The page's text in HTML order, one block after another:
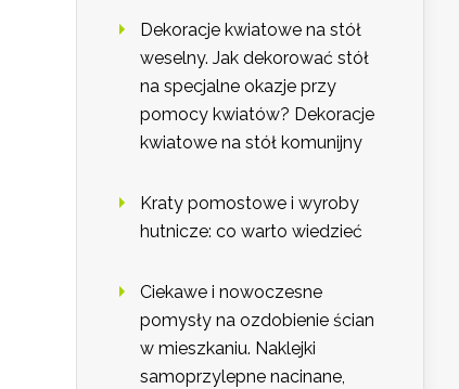
Dekoracje kwiatowe na stół
weselny. Jak dekorować stół
na specjalne okazje przy
pomocy kwiatów? Dekoracje
kwiatowe na stół komunijny
Kraty pomostowe i wyroby
hutnicze: co warto wiedzieć
Ciekawe i nowoczesne
pomysły na ozdobienie ścian
w mieszkaniu. Naklejki
samoprzylepne nacinane,